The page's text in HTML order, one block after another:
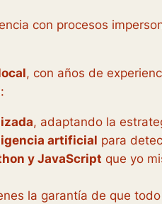
con procesos
, con años de
, adaptando la
artificial para
y JavaScript que yo
la garantía de que